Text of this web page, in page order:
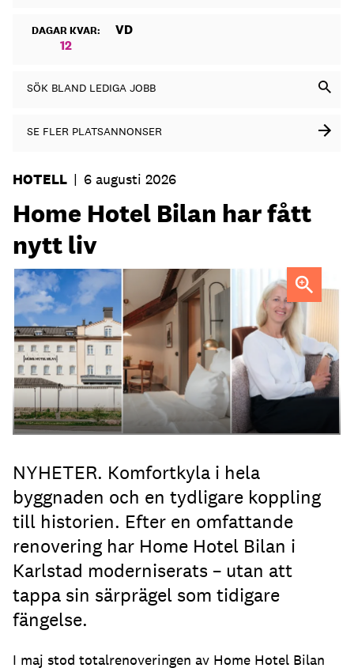
DAGAR KVAR:
12
VD
SÖK BLAND LEDIGA JOBB
SE FLER PLATSANNONSER
HOTELL | 6 augusti 2026
Home Hotel Bilan har fått
nytt liv
Anna Sundenhammar, General Manager på Home Hotel
Bilan.
NYHETER. Komfortkyla i hela
byggnaden och en tydligare koppling
till historien. Efter en omfattande
renovering har Home Hotel Bilan i
Karlstad moderniserats – utan att
tappa sin särprägel som tidigare
fängelse.
I maj stod totalrenoveringen av Home Hotel Bilan